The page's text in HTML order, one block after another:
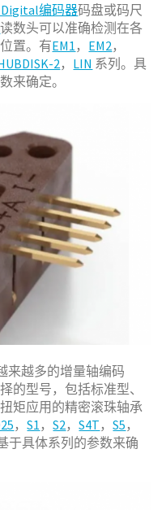
Digital编码器码盘或码尺
读数头可以准确检测在各
置。有EM1 ， EM2，
2， LIN 系列。具
来确定。
来越多的增量轴编码
的型号，包括标准型、
矩应用的精密滚珠轴承
，S1 ，S2，S4T ，S5 ，
于具体系列的参数来确